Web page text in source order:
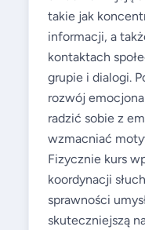
takie jak
informacji, a
kontaktach
grupie i dialogi.
rozwój
radzić sobie z
wzmacniać
Fizycznie kurs
koordynacji
sprawności
skuteczniejszą